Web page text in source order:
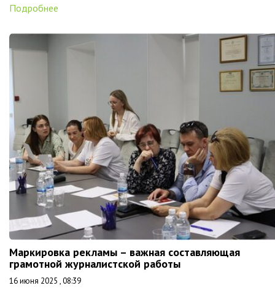
Подробнее
Маркировка рекламы – важная составляющая
грамотной журналистской работы
16 июня 2025 , 08:39